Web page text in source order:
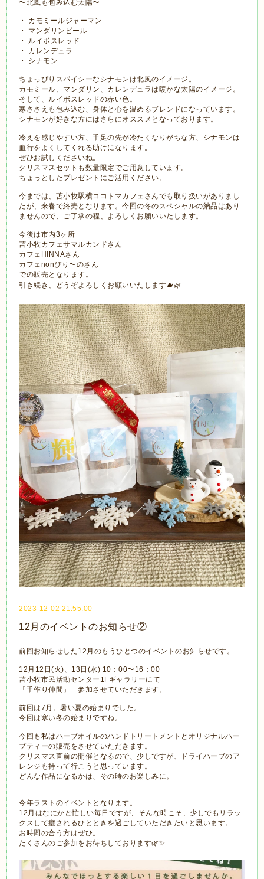
〜北風も包み込む太陽〜
・ カモミールジャーマン
・ マンダリンピール
・ ルイボスレッド
・ カレンデュラ
・ シナモン
ちょっぴりスパイシーなシナモンは北風のイメージ。
カモミール、マンダリン、カレンデュラは暖かな太陽のイメージ。
そして、ルイボスレッドの赤い色。
寒ささえも包み込む、身体と心を温めるブレンドになっています。
シナモンが好きな方にはさらにオススメとなっております。
冷えを感じやすい方、手足の先が冷たくなりがちな方、シナモンは
血行をよくしてくれる助けになります。
ぜひお試しくださいね。
クリスマスセットも数量限定でご用意しています。
ちょっとしたプレゼントにご活用ください。
今までは、苫小牧駅横ココトマカフェさんでも取り扱いがありまし
たが、来春で終売となります。今回の冬のスペシャルの納品はあり
ませんので、ご了承の程、よろしくお願いいたします。
今後は市内3ヶ所
苫小牧カフェサマルカンドさん
カフェHINNAさん
カフェnonびり〜のさん
での販売となります。
引き続き、どうぞよろしくお願いいたします🫖🌿
2023-12-02 21:55:00
12月のイベントのお知らせ②
前回お知らせした12月のもうひとつのイベントのお知らせです。
12月12日(火)、13日(水) 10：00〜16：00
苫小牧市民活動センター1Fギャラリーにて
「手作り仲間」 参加させていただきます。
前回は7月。暑い夏の始まりでした。
今回は寒い冬の始まりですね。
今回も私はハーブオイルのハンドトリートメントとオリジナルハー
ブティーの販売をさせていただきます。
クリスマス直前の開催となるので、少しですが、ドライハーブのア
レンジも持って行こうと思っています。
どんな作品になるかは、その時のお楽しみに。
今年ラストのイベントとなります。
12月はなにかと忙しい毎日ですが、そんな時こそ、少しでもリラッ
クスして癒されるひとときを過ごしていただきたいと思います。
お時間の合う方はぜひ。
たくさんのご参加をお待ちしております🌿✨